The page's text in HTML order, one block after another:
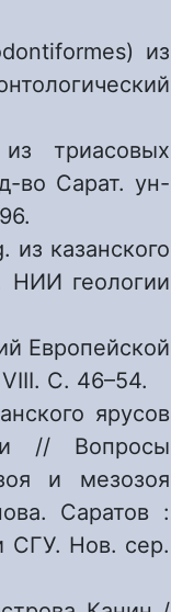
из
триасовых
во Сарат. ун-
казанского
НИИ геологии
Европейской
C. 46–54.
ярусов
// Вопросы
и мезозоя
Саратов :
СГУ. Нов. сер.